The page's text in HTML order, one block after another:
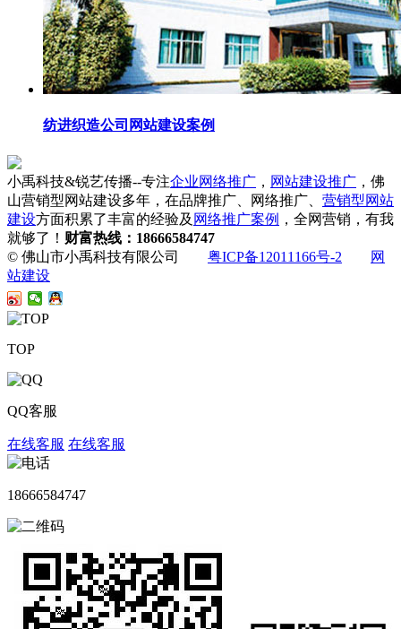
纺进织造公司网站建设案例
小禹科技&锐艺传播--专注企业网络推广 ， 网站建设推广 ，佛
山营销型网站建设多年，在品牌推广、网络推广、 营销型网站
建设方面积累了丰富的经验及 网络推广案例 ，全网营销，有我
就够了！ 财富热线：18666584747
© 佛山市小禹科技有限公司 粤ICP备12011166号-2
网
站建设
TOP
QQ客服
在线客服 在线客服
18666584747